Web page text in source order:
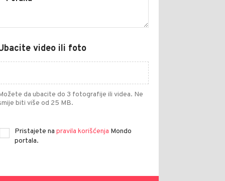
video ili foto
da ubacite do 3 fotografije ili videa. Ne
biti više od 25 MB.
Pristajete na pravila korišćenja Mondo
portala.